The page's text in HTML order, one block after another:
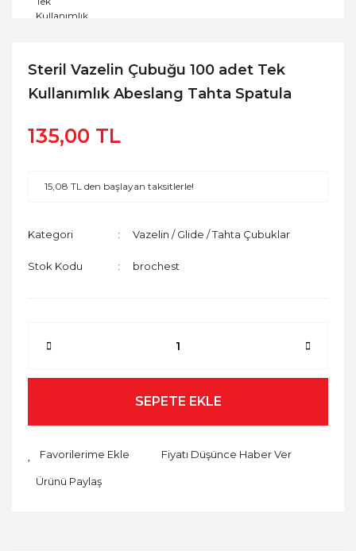
Steril Vazelin Çubuğu 100 adet Tek
Kullanımlık Abeslang Tahta Spatula
135,00 TL
15,08 TL den başlayan taksitlerle!
Kategori Vazelin / Glide / Tahta Çubuklar
Stok Kodu brochest
SEPETE EKLE
Fiyatı Düşünce Haber Ver
Ürünü Paylaş